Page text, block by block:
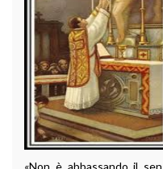
«Non è abbassando il